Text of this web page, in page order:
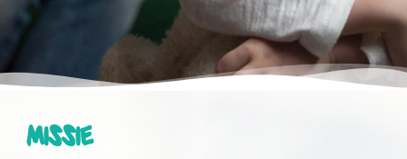
Missie